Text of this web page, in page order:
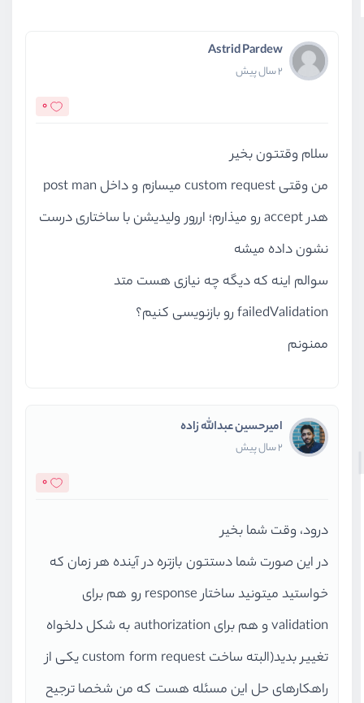
Astrid Pardew
2 سال پیش
0
سلام وقتتون بخیر
من وقتی custom request میسازم و داخل post man
هدر accept رو میذارم؛ اررور ولیدیشن با ساختاری درست
نشون داده میشه
سوالم اینه که دیگه چه نیازی هست متد
failedValidation رو بازنویسی کنیم؟
ممنونم
امیرحسین عبدالله زاده
2 سال پیش
0
درود، وقت شما بخیر
در این صورت شما دستتون بازتره در آینده هر زمان که
خواستید میتونید ساختار response رو هم برای
validation و هم برای authorization به شکل دلخواه
تغییر بدید(البته ساخت custom form request یکی از
راهکارهای حل این مسئله هست که من شخصا ترجیح